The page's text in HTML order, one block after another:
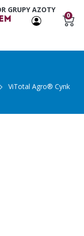
GRUPY AZOTY
0
ViTotal Agro® Cynk